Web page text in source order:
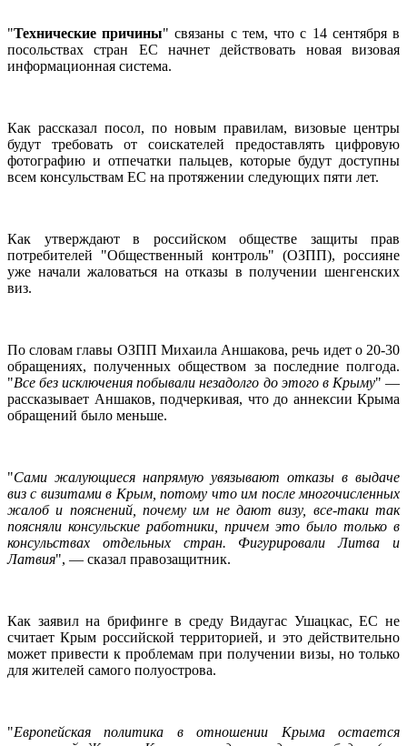
"Технические причины" связаны с тем, что с 14 сентября в
посольствах стран ЕС начнет действовать новая визовая
информационная система.
Как рассказал посол, по новым правилам, визовые центры
будут требовать от соискателей предоставлять цифровую
фотографию и отпечатки пальцев, которые будут доступны
всем консульствам ЕС на протяжении следующих пяти лет.
Как утверждают в российском обществе защиты прав
потребителей "Общественный контроль" (ОЗПП), россияне
уже начали жаловаться на отказы в получении шенгенских
виз.
По словам главы ОЗПП Михаила Аншакова, речь идет о 20-30
обращениях, полученных обществом за последние полгода.
"Все без исключения побывали незадолго до этого в Крыму" —
рассказывает Аншаков, подчеркивая, что до аннексии Крыма
обращений было меньше.
"Сами жалующиеся напрямую увязывают отказы в выдаче
виз с визитами в Крым, потому что им после многочисленных
жалоб и пояснений, почему им не дают визу, все-таки так
поясняли консульские работники, причем это было только в
консульствах отдельных стран. Фигурировали Литва и
Латвия", — сказал правозащитник.
Как заявил на брифинге в среду Видаугас Ушацкас, ЕС не
считает Крым российской территорией, и это действительно
может привести к проблемам при получении визы, но только
для жителей самого полуострова.
"Европейская политика в отношении Крыма остается